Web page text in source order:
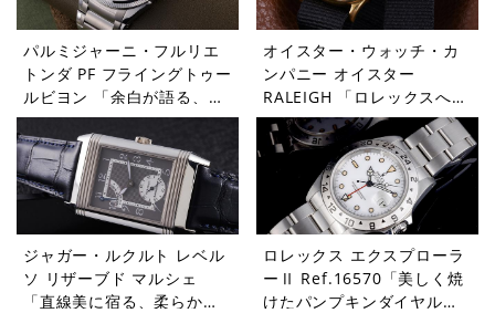
パルミジャーニ・フルリエ
トンダ PF フライングトゥー
ルビヨン 「余白が語る、本
当の贅沢」【今週の逸本
Vol.364】
オイスター・ウォッチ・カ
ンパニー オイスター
RALEIGH 「ロレックスへと
受け継がれたDNA」【今週
の逸本 Vol.363】
ジャガー・ルクルト レベル
ソ リザーブド マルシェ
「直線美に宿る、柔らかな
ロレックス エクスプローラ
ーⅡ Ref.16570「美しく焼
けたパンプキンダイヤル」